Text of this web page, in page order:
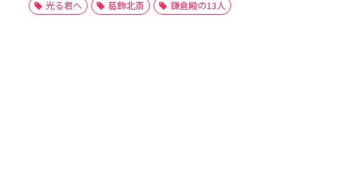
光る君へ 葛飾北斎 鎌倉殿の13人